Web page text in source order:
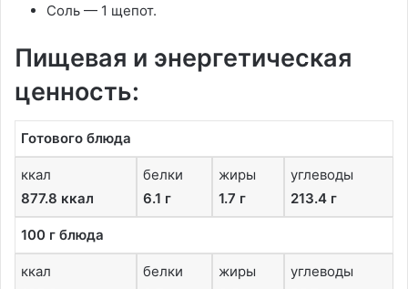
Соль — 1 щепот.
Пищевая и энергетическая
ценность:
Готового блюда
ккал
877.8 ккал
белки
6.1 г
жиры
1.7 г
углеводы
213.4 г
100 г блюда
ккал
белки
жиры
углеводы